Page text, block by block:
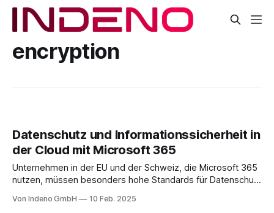
encryption
Datenschutz und Informationssicherheit in
der Cloud mit Microsoft 365
Unternehmen in der EU und der Schweiz, die Microsoft 365
nutzen, müssen besonders hohe Standards für Datenschutz
personenbezogene Daten verarbeitet werden, ist es
Von Indeno GmbH 10 Feb. 2025